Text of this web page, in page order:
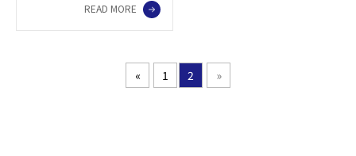
经过辐射校准的光谱系
统，可以测量绝对辐射强
READ MORE
« 1 2 »